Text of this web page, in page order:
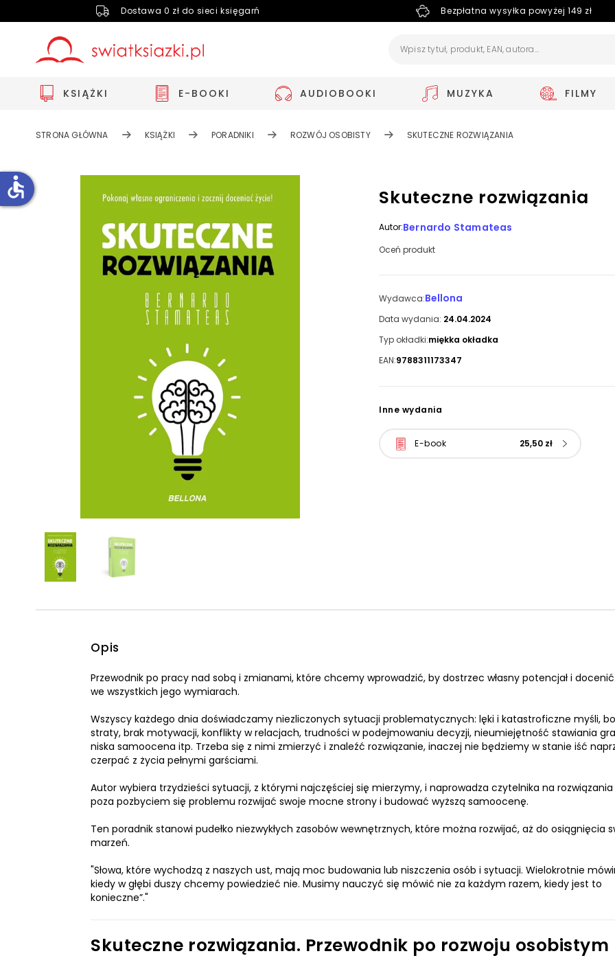
Dostawa 0 zł do sieci księgarń Bezpłatna wysyłka powyżej 149 zł
KSIĄŻKI E-BOOKI AUDIOBOOKI MUZYKA FILMY
STRONA GŁÓWNA KSIĄŻKI PORADNIKI ROZWÓJ OSOBISTY SKUTECZNE ROZWIĄZANIA
Skuteczne rozwiązania
Autor:Bernardo Stamateas
Oceń produkt
Wydawca:Bellona
Data wydania: 24.04.2024
Typ okładki:miękka okładka
EAN:9788311173347
Inne wydania
E-book 25,50 zł
Opis
Przewodnik po pracy nad sobą i zmianami, które chcemy wprowadzić, by dostrzec własny potencjał i
we wszystkich jego wymiarach.
Wszyscy każdego dnia doświadczamy niezliczonych sytuacji problematycznych: lęki i katastroficzne myśli,
straty, brak motywacji, konflikty w relacjach, trudności w podejmowaniu decyzji, nieumiejętność stawiania
niska samoocena itp. Trzeba się z nimi zmierzyć i znaleźć rozwiązanie, inaczej nie będziemy w stanie iść
czerpać z życia pełnymi garściami.
Autor wybiera trzydzieści sytuacji, z którymi najczęściej się mierzymy, i naprowadza czytelnika na
poza pozbyciem się problemu rozwijać swoje mocne strony i budować wyższą samoocenę.
Ten poradnik stanowi pudełko niezwykłych zasobów wewnętrznych, które można rozwijać, aż do osiągnięcia
marzeń.
"Słowa, które wychodzą z naszych ust, mają moc budowania lub niszczenia osób i sytuacji. Wielokrotnie
kiedy w głębi duszy chcemy powiedzieć nie. Musimy nauczyć się mówić nie za każdym razem, kiedy jest to
konieczne”."
Skuteczne rozwiązania. Przewodnik po rozwoju osobistym
accessible
Zmniejsz rozmiar czcionki